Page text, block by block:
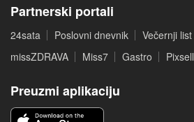
Partnerski portali
24sata Poslovni dnevnik Večernji list
missZDRAVA
Miss7 Gastro Pixsell
Preuzmi aplikaciju